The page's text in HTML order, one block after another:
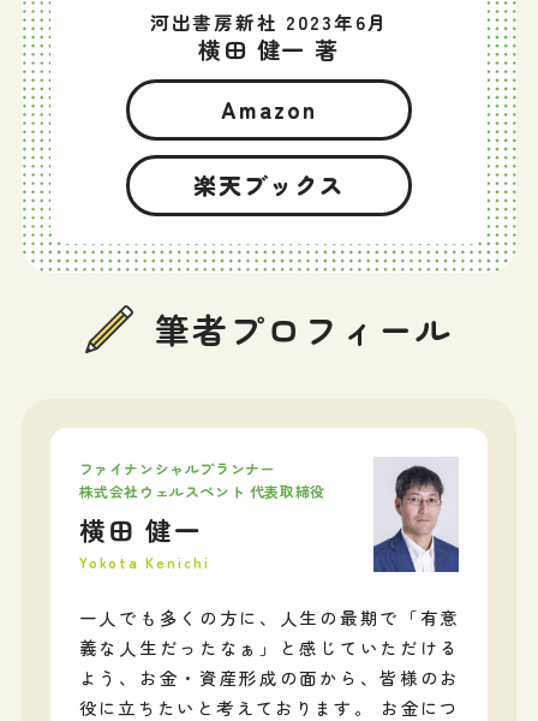
河出書房新社 2023年6月
横田 健一 著
Amazon
楽天ブックス
筆者プロフィール
ファイナンシャルプランナー
株式会社ウェルスペント 代表取締役
横田 健一
Yokota Kenichi
一人でも多くの方に、人生の最期で「有意
義な人生だったなぁ」と感じていただける
よう、お金・資産形成の面から、皆様のお
役に立ちたいと考えております。 お金につ